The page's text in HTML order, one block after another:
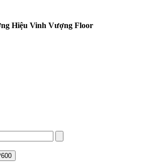
Hiệu Vinh Vượng Floor